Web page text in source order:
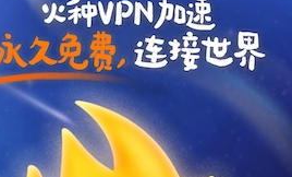
反对